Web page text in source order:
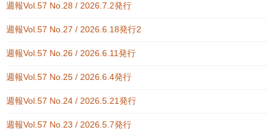
週報Vol.57 No.28 / 2026.7.2発行
週報Vol.57 No.27 / 2026.6.18発行2
週報Vol.57 No.26 / 2026.6.11発行
週報Vol.57 No.25 / 2026.6.4発行
週報Vol.57 No.24 / 2026.5.21発行
週報Vol.57 No.23 / 2026.5.7発行